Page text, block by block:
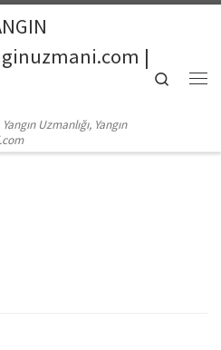
|
Uzmanlığı, Yangın
Search